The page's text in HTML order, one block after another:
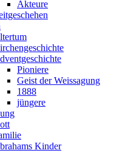
Akteure
Pioniere
Geist der Weissagung
1888
jüngere
Kinder